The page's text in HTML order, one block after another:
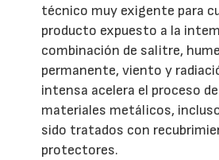
técnico muy exigente para
producto expuesto a la
combinación de salitre,
permanente, viento y
intensa acelera el proceso
materiales metálicos,
sido tratados con
protectores.